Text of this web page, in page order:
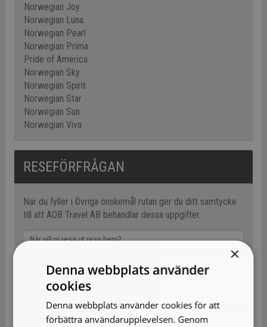
Norwegian Joy
Norwegian Luna
Norwegian Pearl
Norwegian Prima
Pride of America
Norwegian Sky
Norwegian Spirit
Norwegian Star
Norwegian Sun
Norwegian Viva
RESEFÖRFRÅGAN
När du fyller i Övriga önskemål rutan ger du ditt samtycke
till att AOB Travel AB behandlar dessa uppgifter.
×
Denna webbplats använder
cookies
Denna webbplats använder cookies för att
förbättra användarupplevelsen. Genom